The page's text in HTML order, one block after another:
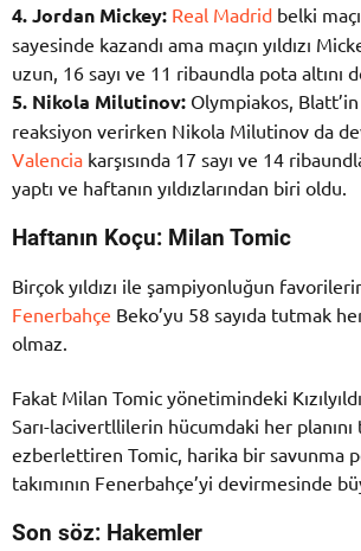
4. Jordan Mickey: Real Madrid belki
sayesinde kazandı ama maçın yıldızı
uzun, 16 sayı ve 11 ribaundla pota altını
5. Nikola Milutinov: Olympiakos, Blatt’in
reaksiyon verirken Nikola Milutinov da
Valencia karşısında 17 sayı ve 14
yaptı ve haftanın yıldızlarından biri oldu.
Haftanın Koçu: Milan Tomic
Birçok yıldızı ile şampiyonluğun
Fenerbahçe Beko’yu 58 sayıda tutmak
olmaz.
Fakat Milan Tomic yönetimindeki
Sarı-lacivertllilerin hücumdaki her planını
ezberlettiren Tomic, harika bir savunma
takımının Fenerbahçe’yi devirmesinde
Son söz: Hakemler